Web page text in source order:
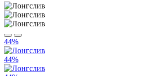
44%
44%